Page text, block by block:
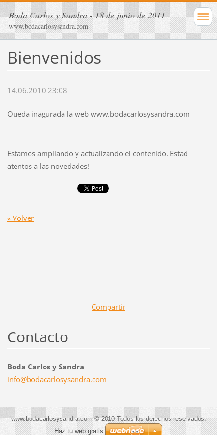
Boda Carlos y Sandra - 18 de junio de 2011
www.bodacarlosysandra.com
Bienvenidos
14.06.2010 23:08
Queda inagurada la web www.bodacarlosysandra.com
Estamos ampliando y actualizando el contenido. Estad
atentos a las novedades!
« Volver
Compartir
Contacto
Boda Carlos y Sandra
info@bodacarlosysandra.com
www.bodacarlosysandra.com © 2010 Todos los derechos reservados.
Haz tu web gratis